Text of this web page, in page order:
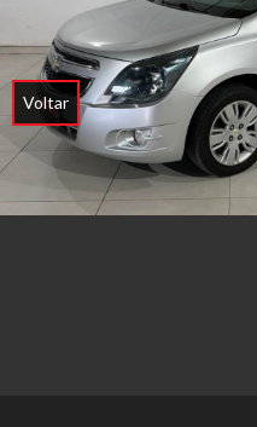
Voltar